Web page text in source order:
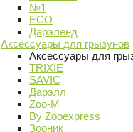
№1
ECO
Дарэленд
Аксессуары для грызунов
Аксессуары для
TRIXIE
SAVIC
Дарэлл
Zoo-M
By Zooexpress
Зооник